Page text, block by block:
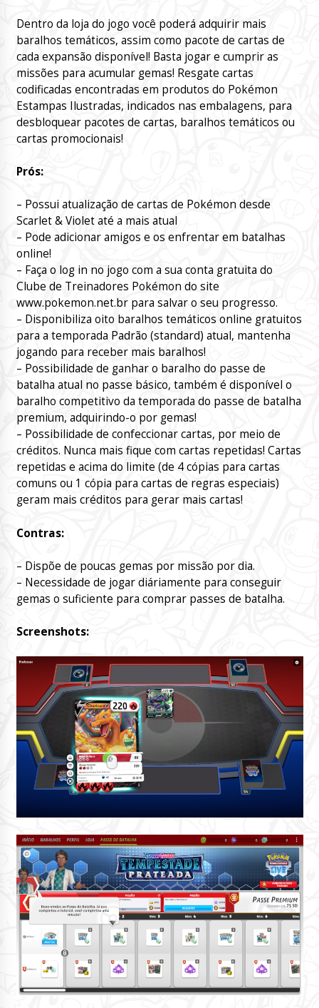
Dentro da loja do jogo você poderá adquirir mais
baralhos temáticos, assim como pacote de cartas de
cada expansão disponível! Basta jogar e cumprir as
missões para acumular gemas! Resgate cartas
codificadas encontradas em produtos do Pokémon
Estampas Ilustradas, indicados nas embalagens, para
desbloquear pacotes de cartas, baralhos temáticos ou
cartas promocionais!
Prós:
– Possui atualização de cartas de Pokémon desde
Scarlet & Violet até a mais atual
– Pode adicionar amigos e os enfrentar em batalhas
online!
– Faça o log in no jogo com a sua conta gratuita do
Clube de Treinadores Pokémon do site
www.pokemon.net.br para salvar o seu progresso.
– Disponibiliza oito baralhos temáticos online gratuitos
para a temporada Padrão (standard) atual, mantenha
jogando para receber mais baralhos!
– Possibilidade de ganhar o baralho do passe de
batalha atual no passe básico, também é disponível o
baralho competitivo da temporada do passe de batalha
premium, adquirindo-o por gemas!
– Possibilidade de confeccionar cartas, por meio de
créditos. Nunca mais fique com cartas repetidas! Cartas
repetidas e acima do limite (de 4 cópias para cartas
comuns ou 1 cópia para cartas de regras especiais)
geram mais créditos para gerar mais cartas!
Contras:
– Dispõe de poucas gemas por missão por dia.
– Necessidade de jogar diáriamente para conseguir
gemas o suficiente para comprar passes de batalha.
Screenshots: